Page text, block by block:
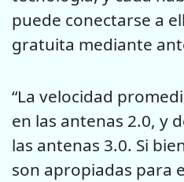
puede conectarse a
gratuita mediante
“La velocidad
en las antenas 2.0, y
las antenas 3.0. Si
son apropiadas para